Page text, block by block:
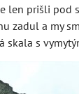
len prišli
zadul a my
skala s